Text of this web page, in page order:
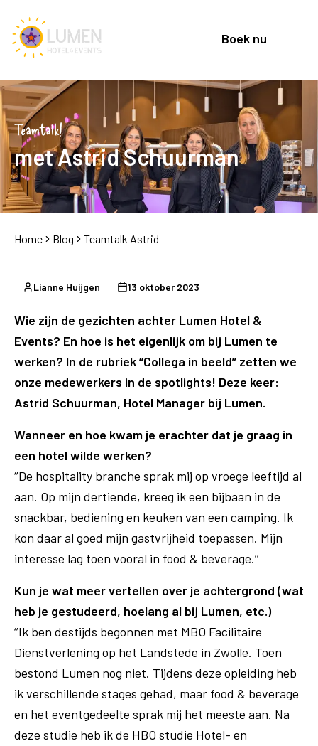
Boek nu
Teamtalk!
met Astrid Schuurman
Home Blog Teamtalk Astrid
Lianne Huijgen 13 oktober 2023
Wie zijn de gezichten achter Lumen Hotel &
Events? En hoe is het eigenlijk om bij Lumen te
werken? In de rubriek “Collega in beeld” zetten we
onze medewerkers in de spotlights! Deze keer:
Astrid Schuurman, Hotel Manager bij Lumen.
Wanneer en hoe kwam je erachter dat je graag in
een hotel wilde werken?
‘’De hospitality branche sprak mij op vroege leeftijd al
aan. Op mijn dertiende, kreeg ik een bijbaan in de
snackbar, bediening en keuken van een camping. Ik
kon daar al goed mijn gastvrijheid toepassen. Mijn
interesse lag toen vooral in food & beverage.’’
Kun je wat meer vertellen over je achtergrond (wat
heb je gestudeerd, hoelang al bij Lumen, etc.)
‘’Ik ben destijds begonnen met MBO Facilitaire
Dienstverlening op het Landstede in Zwolle. Toen
bestond Lumen nog niet. Tijdens deze opleiding heb
ik verschillende stages gehad, maar food & beverage
en het eventgedeelte sprak mij het meeste aan. Na
deze studie heb ik de HBO studie Hotel- en